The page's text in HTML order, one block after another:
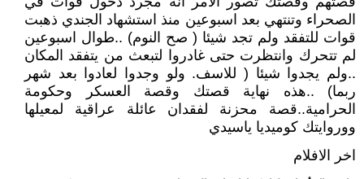
الصحراء وتنتهي بعد اسبوعين منذ استشهاد الجندي ذهبت
قوات للتفقد ولم تجد شيئا ( صح النوم) ..طوال اسبوعين
لم تتحرك وانتظرت حتى غادروا لتبعث من يتفقد المكان
..ولم يجدوا شيئا ( للاسف. ولو وجدوا لعادوا بعد شهر
ربما) ..هذه نهاية قصتك وقصة العسكر وحكومة
الحرامية..قصة محزنة لفقدان عائلة عراقية لمعيلها
ووروايتك كوميديا ياسيدي
اخر الافلام